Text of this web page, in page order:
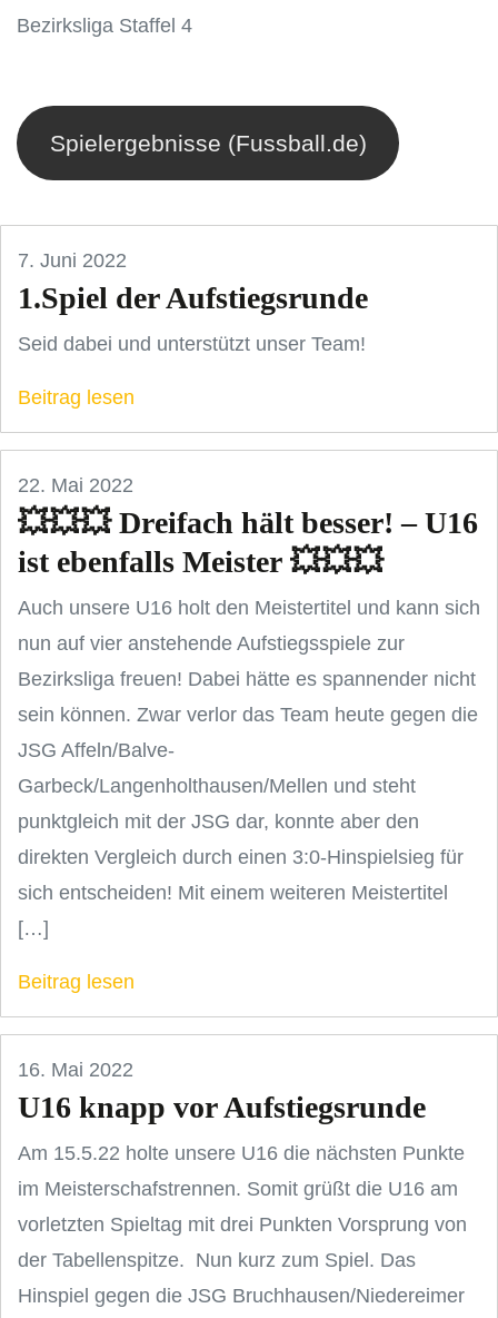
Bezirksliga Staffel 4
Spielergebnisse (Fussball.de)
7. Juni 2022
1.Spiel der Aufstiegsrunde
Seid dabei und unterstützt unser Team!
Beitrag lesen
22. Mai 2022
💥💥💥 Dreifach hält besser! – U16
ist ebenfalls Meister 💥💥💥
Auch unsere U16 holt den Meistertitel und kann sich
nun auf vier anstehende Aufstiegsspiele zur
Bezirksliga freuen! Dabei hätte es spannender nicht
sein können. Zwar verlor das Team heute gegen die
JSG Affeln/Balve-
Garbeck/Langenholthausen/Mellen und steht
punktgleich mit der JSG dar, konnte aber den
direkten Vergleich durch einen 3:0-Hinspielsieg für
sich entscheiden! Mit einem weiteren Meistertitel
[…]
Beitrag lesen
16. Mai 2022
U16 knapp vor Aufstiegsrunde
Am 15.5.22 holte unsere U16 die nächsten Punkte
im Meisterschafstrennen. Somit grüßt die U16 am
vorletzten Spieltag mit drei Punkten Vorsprung von
der Tabellenspitze. Nun kurz zum Spiel. Das
Hinspiel gegen die JSG Bruchhausen/Niedereimer